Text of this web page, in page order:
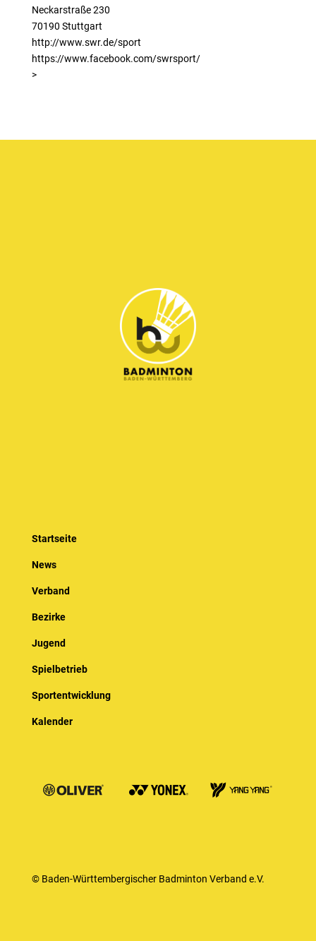
Neckarstraße 230
70190 Stuttgart
http://www.swr.de/sport
https://www.facebook.com/swrsport/
>
Startseite
News
Verband
Bezirke
Jugend
Spielbetrieb
Sportentwicklung
Kalender
© Baden-Württembergischer Badminton Verband e.V.